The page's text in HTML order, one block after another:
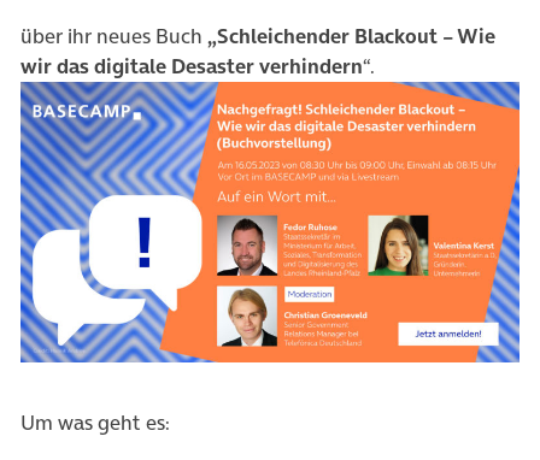
über ihr neues Buch „Schleichender Blackout – Wie
wir das digitale Desaster verhindern“.
Um was geht es: